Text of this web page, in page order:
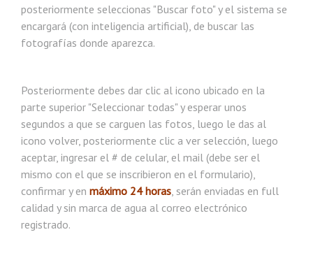
posteriormente seleccionas "Buscar foto" y el sistema se
encargará (con inteligencia artificial), de buscar las
fotografías donde aparezca.
Posteriormente debes dar clic al icono ubicado en la
parte superior "Seleccionar todas" y esperar unos
segundos a que se carguen las fotos, luego le das al
icono volver, posteriormente clic a ver selección, luego
aceptar, ingresar el # de celular, el mail (debe ser el
mismo con el que se inscribieron en el formulario),
confirmar y en máximo 24 horas , serán enviadas en full
calidad y sin marca de agua al correo electrónico
registrado.